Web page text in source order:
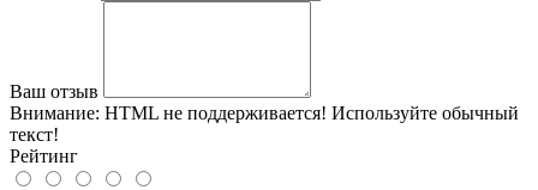
Ваш отзыв
Внимание: HTML не поддерживается! Используйте обычный
текст!
Рейтинг